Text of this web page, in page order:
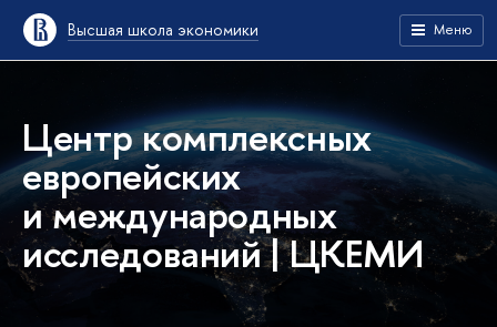
Высшая школа экономики Меню
Центр комплексных
европейских
и международных
исследований | ЦКЕМИ